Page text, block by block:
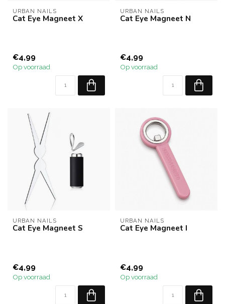
URBAN NAILS
Cat Eye Magneet X
€4,99
Op voorraad
URBAN NAILS
Cat Eye Magneet N
€4,99
Op voorraad
URBAN NAILS
Cat Eye Magneet S
€4,99
Op voorraad
URBAN NAILS
Cat Eye Magneet I
€4,99
Op voorraad